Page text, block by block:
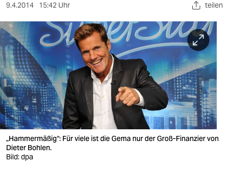
sport
berlin
nord
wahrheit
verlag
verlag
veranstaltungen
9.4.2014 15:42 Uhr teilen
„Hammermäßig“: Für viele ist die Gema nur der Groß-Finanzier von
Dieter Bohlen.
Bild: dpa